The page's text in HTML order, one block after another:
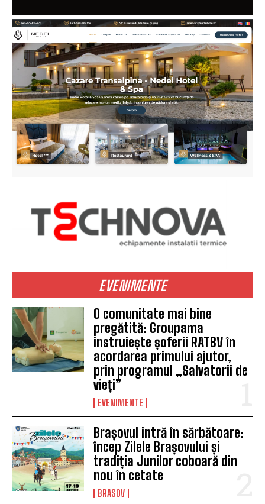
EVENIMENTE
O comunitate mai bine
pregătită: Groupama
instruiește șoferii RATBV în
acordarea primului ajutor,
prin programul „Salvatorii de
vieți”
EVENIMENTE
Brașovul intră în sărbătoare:
încep Zilele Brașovului și
tradiția Junilor coboară din
nou în cetate
BRASOV